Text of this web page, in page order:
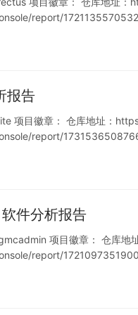
report/
报告
项目徽章： 仓库地址：
report/
件分析报告
项目徽章： 仓库
report/